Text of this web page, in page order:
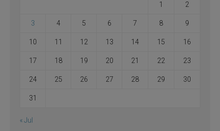
1 2
3 4 5 6 7 8 9
10 11 12 13 14 15 16
17 18 19 20 21 22 23
24 25 26 27 28 29 30
31
« Jul